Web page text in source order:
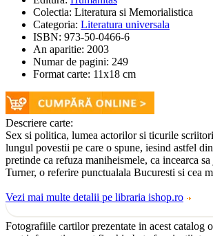
Colectia: Literatura si Memorialistica
Categoria: Literatura universala
ISBN: 973-50-0466-6
An aparitie: 2003
Numar de pagini: 249
Format carte: 11x18 cm
Descriere carte:
Sex si politica, lumea actorilor si ticurile
lungul povestii pe care o spune, iesind astfel
pretinde ca refuza maniheismele, ca incearca
Turner, o referire punctualala Bucuresti si cea
Vezi mai multe detalii pe libraria ishop.ro
Fotografiile cartilor prezentate in acest catalog